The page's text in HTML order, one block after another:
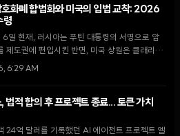
호화폐 합법화와 미국의 입법 교착: 2026
령
일 현재, 러시아는 푸틴 대통령의 서명으로 암
제도권에 편입시킨 반면, 미국 상원은 클래리티
고 8월 휴회 전 마지막 진통을 겪고 있다.
6:29 AM
법적 합의 후 프로젝트 종료... 토큰 가치
24억 달러를 기록했던 AI 에이전트 프로젝트 엘